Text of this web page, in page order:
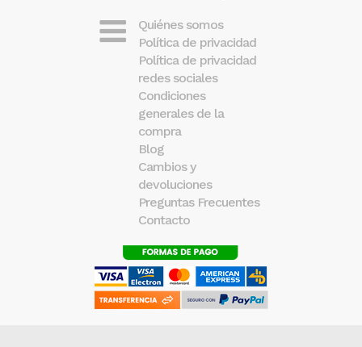
Quiénes somos
Política de privacidad
Política de privacidad
redes sociales
Condiciones
generales de la
compra
Blog
Cambios y
devoluciones
Preguntas Frecuentes
Contacto